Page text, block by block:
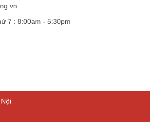
7 : 8:00am - 5:30pm